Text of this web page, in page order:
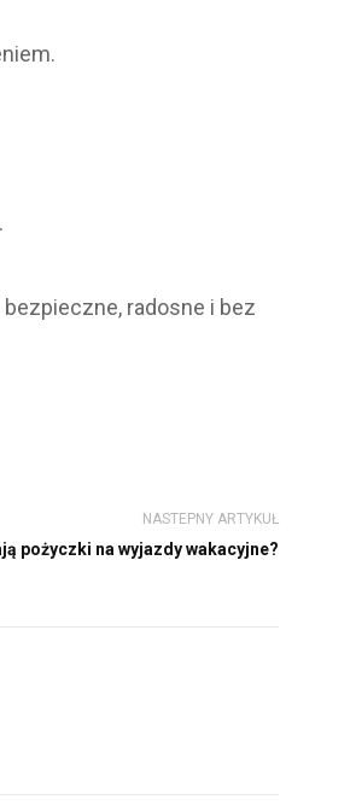
radosne i bez
NASTEPNY ARTYKUŁ
pożyczki na wyjazdy wakacyjne?